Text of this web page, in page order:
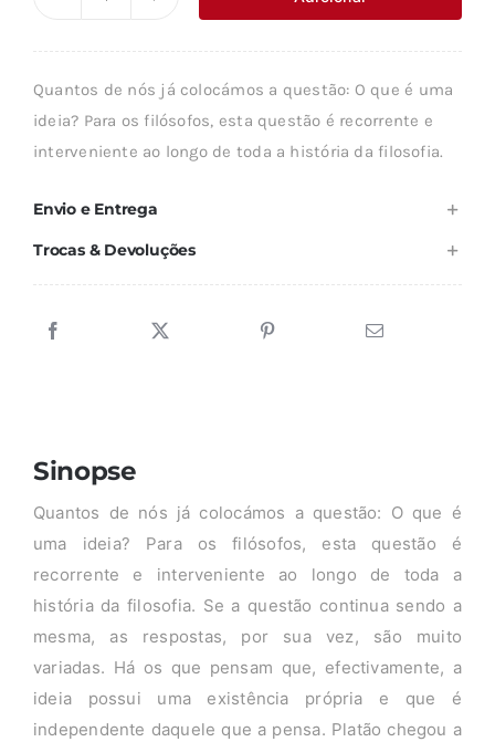
era:
é:
Quantos de nós já colocámos a questão: O que é uma
ideia? Para os filósofos, esta questão é recorrente e
interveniente ao longo de toda a história da filosofia.
Envio e Entrega
Trocas & Devoluções
Sinopse
Quantos de nós já colocámos a questão: O que é
uma ideia? Para os filósofos, esta questão é
recorrente e interveniente ao longo de toda a
história da filosofia. Se a questão continua sendo a
mesma, as respostas, por sua vez, são muito
variadas. Há os que pensam que, efectivamente, a
ideia possui uma existência própria e que é
independente daquele que a pensa. Platão chegou a